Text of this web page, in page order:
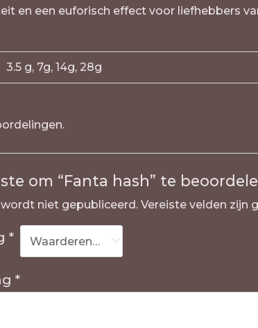
en een euforisch effect voor liefhebbers
3.5 g, 7g, 14g, 28g
om “Fanta hash” te
niet gepubliceerd. Vereiste velden zijn
*
*